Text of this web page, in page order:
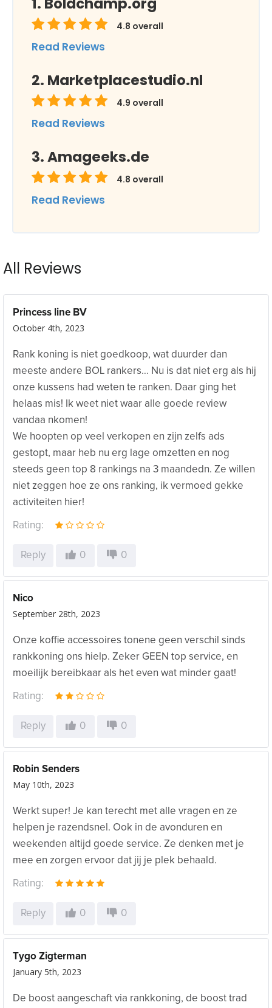
4.8 overall
Read Reviews
Marketplacestudio.nl
4.9 overall
Read Reviews
Amageeks.de
4.8 overall
Read Reviews
All Reviews
Princess line BV
October 4th, 2023
Rank koning is niet goedkoop, wat duurder dan
meeste andere BOL rankers… Nu is dat niet erg als hij
onze kussens had weten te ranken. Daar ging het
helaas mis! Ik weet niet waar alle goede review
vandaa nkomen!
We hoopten op veel verkopen en zijn zelfs ads
gestopt, maar heb nu erg lage omzetten en nog
steeds geen top 8 rankings na 3 maandedn. Ze willen
niet zeggen hoe ze ons ranking, ik vermoed gekke
activiteiten hier!
Rating:
Reply 0 0
Nico
September 28th, 2023
Onze koffie accessoires tonene geen verschil sinds
rankkoning ons hielp. Zeker GEEN top service, en
moeilijk bereibkaar als het even wat minder gaat!
Rating:
Reply 0 0
Robin Senders
May 10th, 2023
Werkt super! Je kan terecht met alle vragen en ze
helpen je razendsnel. Ook in de avonduren en
weekenden altijd goede service. Ze denken met je
mee en zorgen ervoor dat jij je plek behaald.
Rating:
Reply 0 0
Tygo Zigterman
January 5th, 2023
De boost aangeschaft via rankkoning, de boost trad